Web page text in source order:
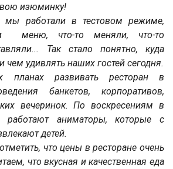
изюминку!
работали в тестовом режиме,
меню, что-то меняли, что-то
Так стало понятно, куда
чем удивлять наших гостей сегодня.
планах развивать ресторан в
банкетов, корпоративов,
вечеринок. По воскресениям в
работают аниматоры, которые с
детей.
что цены в ресторане очень
что вкусная и качественная еда